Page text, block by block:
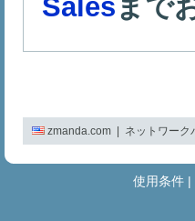
Sales まで
zmanda.com ネットワーク
使用条件|